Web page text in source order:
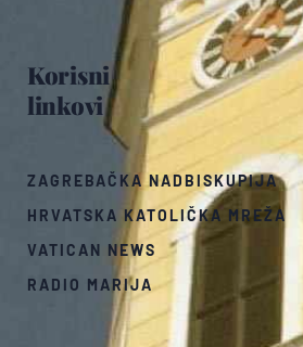
Korisni
linkovi
ZAGREBAČKA NADBISKUPIJA
HRVATSKA KATOLIČKA MREŽA
VATICAN NEWS
RADIO MARIJA